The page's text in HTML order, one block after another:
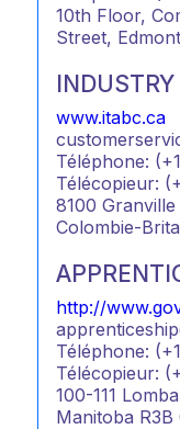
10th Floor,
Street,
www.itabc.ca
Téléphone:
Télécopieur:
8100
Colombie-
http://
Téléphone:
Télécopieur:
100-111
Manitoba R3B